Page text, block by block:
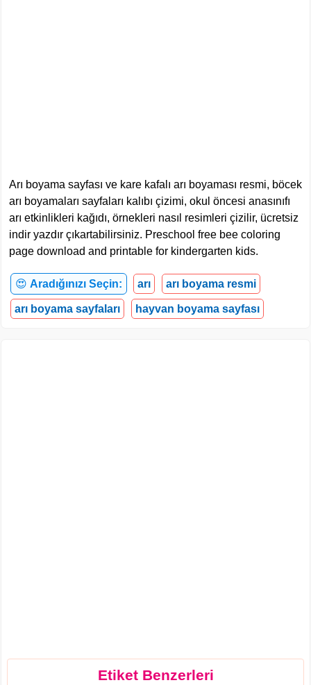
Arı boyama sayfası ve kare kafalı arı boyaması resmi, böcek
arı boyamaları sayfaları kalıbı çizimi, okul öncesi anasınıfı
arı etkinlikleri kağıdı, örnekleri nasıl resimleri çizilir, ücretsiz
indir yazdır çıkartabilirsiniz. Preschool free bee coloring
page download and printable for kindergarten kids.
😍 Aradığınızı Seçin: arı arı boyama resmi
arı boyama sayfaları hayvan boyama sayfası
Etiket Benzerleri